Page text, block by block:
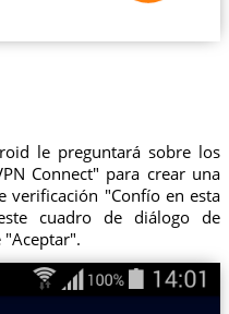
le preguntará sobre los
Connect" para crear una
verificación "Confío en esta
cuadro de diálogo de